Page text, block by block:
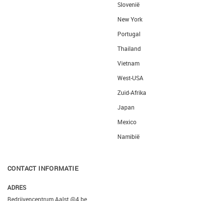
Slovenië
New York
Portugal
Thailand
Vietnam
West-USA
Zuid-Afrika
Japan
Mexico
Namibië
CONTACT INFORMATIE
ADRES
Bedrijvencentrum Aalst @4.be